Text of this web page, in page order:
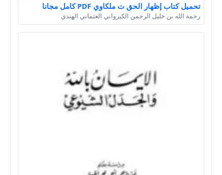
تحميل كتاب إظهار الحق ت ملكاوي PDF كامل مجانا
رحمة الله بن خليل الرحمن الكيرواني العثماني الهندي